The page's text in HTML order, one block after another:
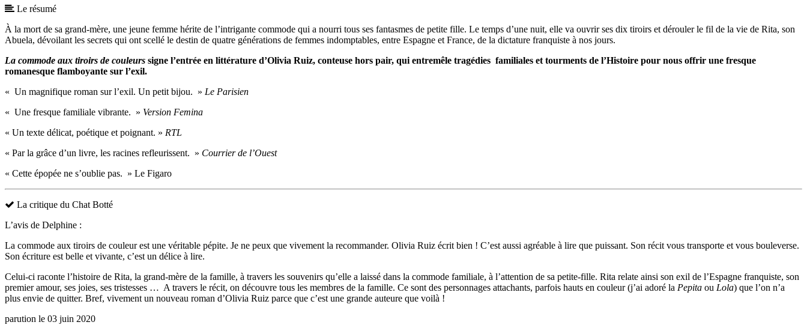
Le résumé
À la mort de sa grand-mère, une jeune femme hérite de l’intrigante commode qui a nourri tous ses fantasmes de petite fille. Le temps d’une nuit, elle va ouvrir ses dix tiroirs et dérouler le fil de la vie de Rita, son
Abuela, dévoilant les secrets qui ont scellé le destin de quatre générations de femmes indomptables, entre Espagne et France, de la dictature franquiste à nos jours.
La commode aux tiroirs de couleurs signe l’entrée en littérature d’Olivia Ruiz, conteuse hors pair, qui entremêle tragédies familiales et tourments de l’Histoire pour nous offrir une fresque
romanesque flamboyante sur l’exil.
« Un magnifique roman sur l’exil. Un petit bijou. » Le Parisien
« Une fresque familiale vibrante. » Version Femina
« Un texte délicat, poétique et poignant. » RTL
« Par la grâce d’un livre, les racines refleurissent. » Courrier de l’Ouest
« Cette épopée ne s’oublie pas. » Le Figaro
La critique du Chat Botté
L’avis de Delphine :
La commode aux tiroirs de couleur est une véritable pépite. Je ne peux que vivement la recommander. Olivia Ruiz écrit bien ! C’est aussi agréable à lire que puissant. Son récit vous transporte et vous bouleverse.
Son écriture est belle et vivante, c’est un délice à lire.
Celui-ci raconte l’histoire de Rita, la grand-mère de la famille, à travers les souvenirs qu’elle a laissé dans la commode familiale, à l’attention de sa petite-fille. Rita relate ainsi son exil de l’Espagne franquiste, son
premier amour, ses joies, ses tristesses … A travers le récit, on découvre tous les membres de la famille. Ce sont des personnages attachants, parfois hauts en couleur (j’ai adoré la Pepita ou Lola) que l’on n’a
plus envie de quitter. Bref, vivement un nouveau roman d’Olivia Ruiz parce que c’est une grande auteure que voilà !
parution le 03 juin 2020